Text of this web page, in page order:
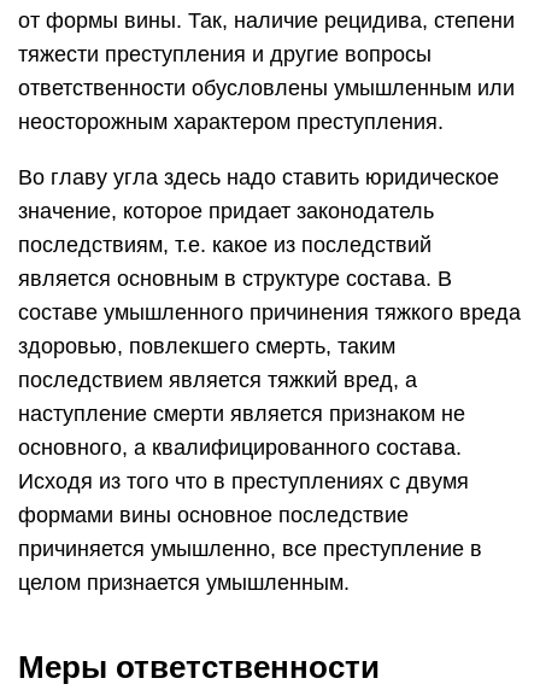
от формы вины. Так, наличие рецидива, степени
тяжести преступления и другие вопросы
ответственности обусловлены умышленным или
неосторожным характером преступления.
Во главу угла здесь надо ставить юридическое
значение, которое придает законодатель
последствиям, т.е. какое из последствий
является основным в структуре состава. В
составе умышленного причинения тяжкого вреда
здоровью, повлекшего смерть, таким
последствием является тяжкий вред, а
наступление смерти является признаком не
основного, а квалифицированного состава.
Исходя из того что в преступлениях с двумя
формами вины основное последствие
причиняется умышленно, все преступление в
целом признается умышленным.
Меры ответственности